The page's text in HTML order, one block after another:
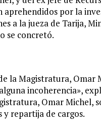
por la
a la jueza de Tarija,
se concretó.
la Magistratura, Omar
incoherencia»,
Omar Michel,
y repartija de cargos.